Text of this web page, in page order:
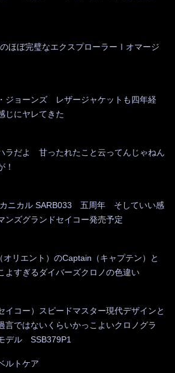
のほぼ完璧なエクスプローラーⅠオマージ
ジョーンズ レザージャケットも四年経
じにヤレてきた
ラだよ 甘ったれたこと云ってんじゃねん
ニカル SARB033 五周年 そしていい感
ンズグランドセイコー発売予定
オリエント）のCaptain（キャプテン）と
よすぎるダイバーズクロノの色違い
イコー）スピードマスター現代デザインと
言ではないくらいかっこよいクロノグラ
デル SSB379P1
ルトケア